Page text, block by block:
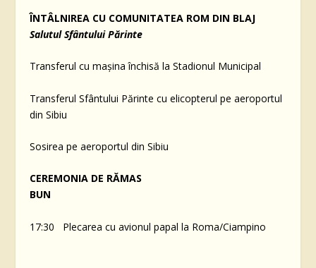
ÎNTÂLNIREA CU COMUNITATEA ROM DIN BLAJ
Salutul Sfântului Părinte
Transferul cu mașina închisă la Stadionul Municipal
Transferul Sfântului Părinte cu elicopterul pe aeroportul
din Sibiu
Sosirea pe aeroportul din Sibiu
CEREMONIA DE RĂMAS
BUN
17:30 Plecarea cu avionul papal la Roma/Ciampino